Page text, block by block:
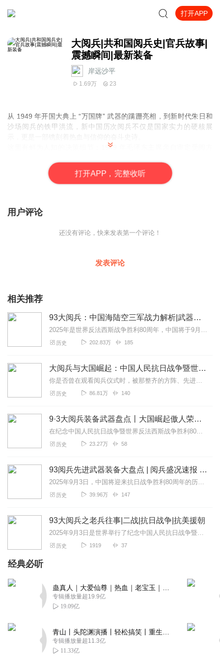
打开APP
大阅兵|共和国阅兵史|官兵故事|
震撼瞬间|最新装备
岸远沙平_
1.69万 23
从 1949 年开国大典上 “万国牌” 武器的蹒跚亮相，到新时代朱日和
沙场阅兵的铁甲洪流，新中国历次阅兵不仅是国家实力的硬核展
这里有鲜为人知的决策细节：1949 年毛泽东主席亲自审定受阅方
方 “中国无核威慑” 的质疑。有装备逆袭的壮阔征程：从 1959 年首
辆国产坦克 “争分夺秒” 赶工出厂，到 2019 年东风 - 41 洲际导弹首
阳纹丝不动，2015 年抗战胜利阅兵老兵方阵背后跨越半个世纪的等
相，都凝结着科研人员的心血。聆听这个专辑，带你重温新中国阅
打开APP，完整收听
用户评论
还没有评论，快来发表第一个评论！
发表评论
相关推荐
93大阅兵：中国海陆空三军战力解析|武器装备
2025年是世界反法西斯战争胜利80周年，中国将于9月3日举行盛大的阅兵仪式。本专辑将带您从专业角度，来分析共和国海陆空三军的最新装备武器，回顾中国军队的成长历...
历史 202.83万 185
大阅兵与大国崛起：中国人民抗日战争暨世界反法西斯战争胜利80周年特别纪念
你是否曾在观看阅兵仪式时，被那整齐的方阵、先进的装备所震撼？是否好奇这些阅兵仪式如何反映一个国家的发展与进步？在接下来的一系列节目中，我们将带你深入探索阅兵背后...
历史 86.81万 140
9·3大阅兵装备武器盘点丨大国崛起傲人荣光丨纪念抗日战争胜利80周年丨大国博弈丨军事历史、战争史
在纪念中国人民抗日战争暨世界反法西斯战争胜利80周年之际，本书以9・3阅兵为切入点，深度盘点中国装备武器，回溯军事历史长河，彰显大国博弈硬实力。专辑中不...
历史 23.27万 58
93阅兵先进武器装备大盘点 | 阅兵盛况速报 | 纪念抗日战争胜利80周年大阅兵
2025年9月3日，中国将迎来抗日战争胜利80周年的历史性时刻。这一天，首都北京将成为世界瞩目的焦点——一场承载历史荣光与新时代强军使命的盛大阅兵式即将拉开帷幕...
历史 39.96万 147
93大阅兵之老兵往事|二战|抗日战争|抗美援朝
2025年9月3日是世界举行了纪念中国人民抗日战争暨世界反法西斯战争胜利80周年大会，这场必将成为世界上最伟大一次阅兵。而此次阅兵考虑到抗战老兵由于年纪过大而无...
历史 1919 37
经典必听
专辑播放量超19.9亿
19.09亿
专辑播放量超11.3亿
11.33亿